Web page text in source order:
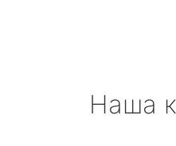
Наша